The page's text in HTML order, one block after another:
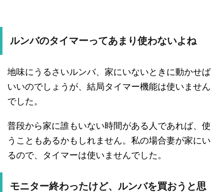
ルンバのタイマーってあまり使わないよね
地味にうるさいルンバ、家にいないときに動かせば
いいのでしょうが、結局タイマー機能は使いません
でした。
普段から家に誰もいない時間がある人であれば、使
うこともあるかもしれません。私の場合妻が家にい
るので、タイマーは使いませんでした。
モニター終わったけど、ルンバを買おうと思